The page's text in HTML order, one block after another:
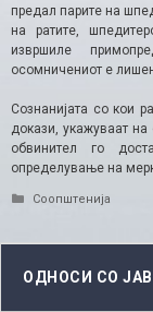
предал парите на
на ратите,
извршиле
осомничениот е
Сознанијата со кои
докази, укажуваат
обвинител го
определување на
Categories
Соопштенија
ОДНОСИ СО